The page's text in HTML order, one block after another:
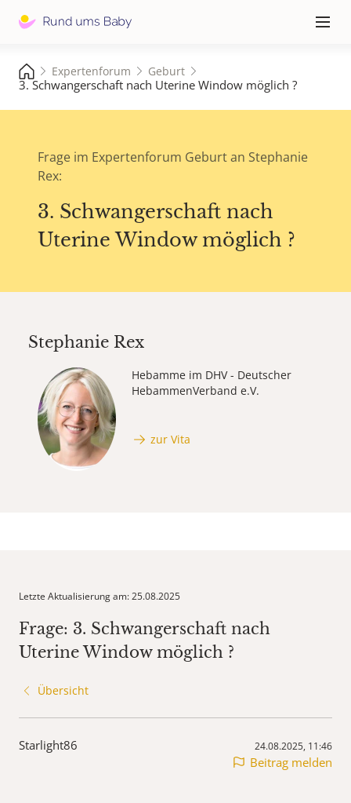
≡
Expertenforum Geburt
3. Schwangerschaft nach Uterine Window möglich ?
Frage im Expertenforum Geburt an Stephanie
Rex:
3. Schwangerschaft nach
Uterine Window möglich ?
Stephanie Rex
Hebamme im DHV - Deutscher
HebammenVerband e.V.
zur Vita
Letzte Aktualisierung am: 25.08.2025
Frage: 3. Schwangerschaft nach
Uterine Window möglich ?
Übersicht
Starlight86 24.08.2025, 11:46
Beitrag melden